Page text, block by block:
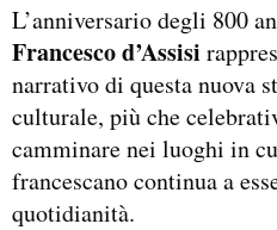
L’anniversario degli 800
Francesco d’Assisi
narrativo di questa nuova
culturale, più che
camminare nei luoghi in
francescano continua a
quotidianità.